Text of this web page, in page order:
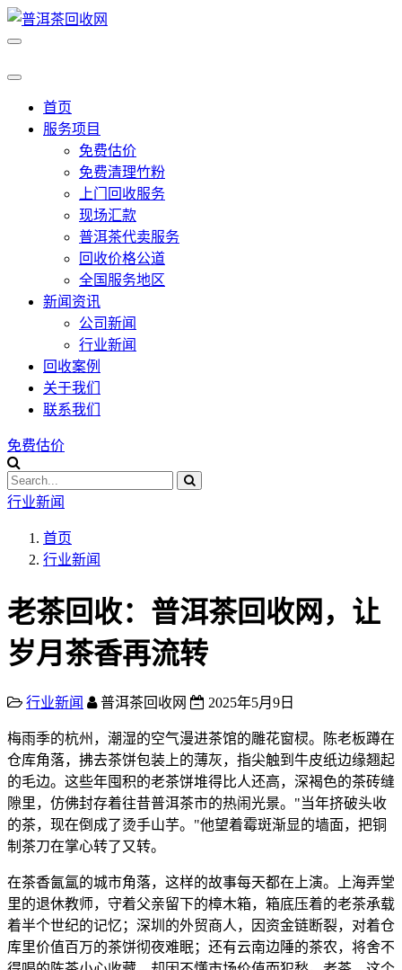
首页
服务项目
免费估价
免费清理竹粉
上门回收服务
现场汇款
普洱茶代卖服务
回收价格公道
全国服务地区
新闻资讯
公司新闻
行业新闻
回收案例
关于我们
联系我们
免费估价
行业新闻
首页
行业新闻
老茶回收：普洱茶回收网，让
岁月茶香再流转
行业新闻 普洱茶回收网 2025年5月9日
梅雨季的杭州，潮湿的空气漫进茶馆的雕花窗棂。陈老板蹲在
仓库角落，拂去茶饼包装上的薄灰，指尖触到牛皮纸边缘翘起
的毛边。这些年囤积的老茶饼堆得比人还高，深褐色的茶砖缝
隙里，仿佛封存着往昔普洱茶市的热闹光景。"当年挤破头收
的茶，现在倒成了烫手山芋。"他望着霉斑渐显的墙面，把铜
制茶刀在掌心转了又转。
在茶香氤氲的城市角落，这样的故事每天都在上演。上海弄堂
里的退休教师，守着父亲留下的樟木箱，箱底压着的老茶承载
着半个世纪的记忆；深圳的外贸商人，因资金链断裂，对着仓
库里价值百万的茶饼彻夜难眠；还有云南边陲的茶农，将舍不